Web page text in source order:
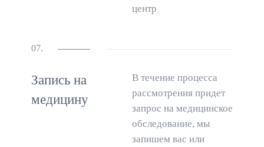
центр
07.
Запись на
медицину
В течение процесса
рассмотрения придет
запрос на медицинское
обследование, мы
запишем вас или